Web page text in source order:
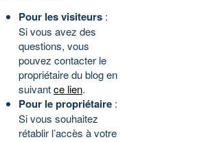
Pour les visiteurs :
Si vous avez des
questions, vous
pouvez contacter le
propriétaire du blog en
suivantce lien.
Pour le propriétaire :
Si vous souhaitez
rétablir l’accès à votre